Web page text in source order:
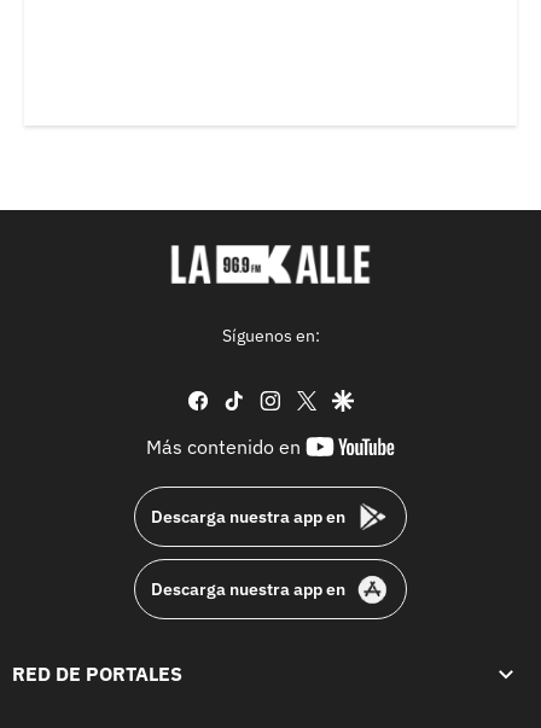
Síguenos en:
facebook
tiktok instagram
twittergoogle
Más contenido en
youtube-
Descarga nuestra app en
Descarga nuestra app en
RED DE PORTALES